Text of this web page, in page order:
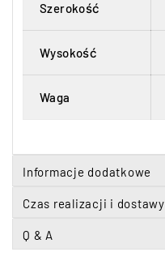
Szerokość
Wysokość
Waga
Informacje dodatkowe
Czas realizacji i dostawy
Q & A